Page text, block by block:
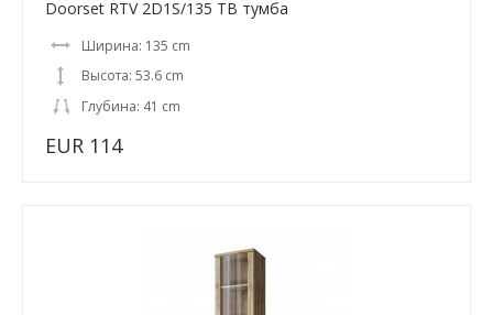
Doorset RTV 2D1S/135 ТВ тумба
Ширина: 135 cm
Высота: 53.6 cm
Глубина: 41 cm
EUR 114